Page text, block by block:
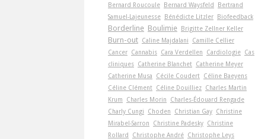
Bernard Roucoule Bernard Waysfeld
Bertrand
Samuel-Lajeunesse Bénédicte Litzler Biofeedback
Borderline Boulimie Brigitte Zellner Keller
Burn-out Caline Majdalani
Camille Cellier
Cancer Cannabis Cara Verdellen Cardiologie Cas
cliniques Catherine Blanchet Catherine Meyer
Catherine Musa
Cécile Coudert Céline Baeyens
Céline Clément Céline Douilliez Charles Martin
Krum
Charles Morin
Charles-Édouard Rengade
Charly Cungi
Choden Christian Gay Christine
Mirabel-Sarron
Christine Padesky Christine
Rollard
Christophe André Christophe Leys